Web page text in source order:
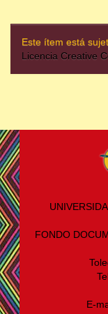
Este ítem está
Licencia Creative
FONDO
E-